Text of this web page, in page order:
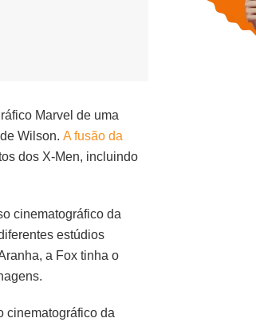
Marvel de uma
Wilson. A fusão da
dos X-Men, incluindo
cinematográfico da
estúdios
a Fox tinha o
cinematográfico da